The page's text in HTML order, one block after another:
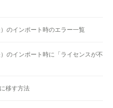
のインポート時のエラー一覧
のインポート時に「ライセンスが不
移す方法